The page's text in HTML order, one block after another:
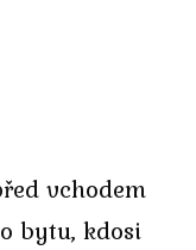
vchodem
bytu, kdosi